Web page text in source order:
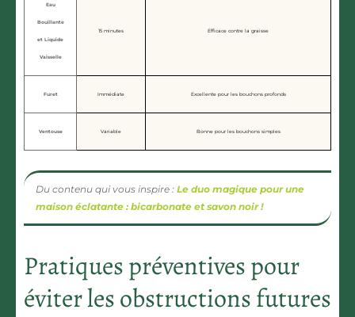
Eau
Bouillante
et Liquide
Vaisselle
15 minutes Efficace contre la graisse
Furet Immédiate Excellente pour les bouchons profonds
Ventouse Variable Bonne pour les bouchons simples
Du contenu qui vous inspire : Le duo magique pour une
maison éclatante : bicarbonate et savon noir !
Pratiques préventives pour
éviter les obstructions futures